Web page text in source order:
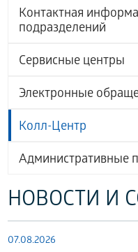
Контактная
подразделений
Сервисные центры
Электронные
Колл-Центр
Административные
НОВОСТИ И
07.08.2026